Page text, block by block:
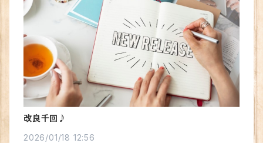
改良千回♪
2026/01/18 12:56